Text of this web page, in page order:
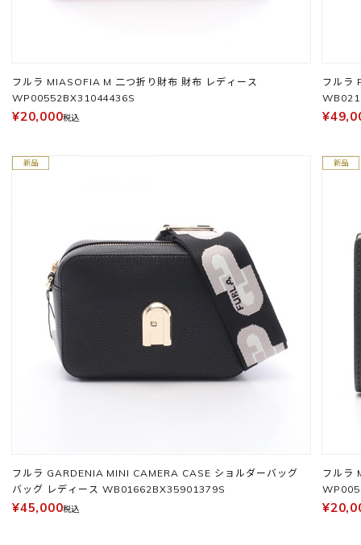
フルラ MIASOFIA M 二つ折り財布 財布 レディース
WP00552BX31044436S
¥20,000税込
フルラ
フルラ GARDENIA MINI CAMERA CASE ショルダーバッグ
バッグ レディース WB01662BX35901379S
¥45,000税込
フルラ